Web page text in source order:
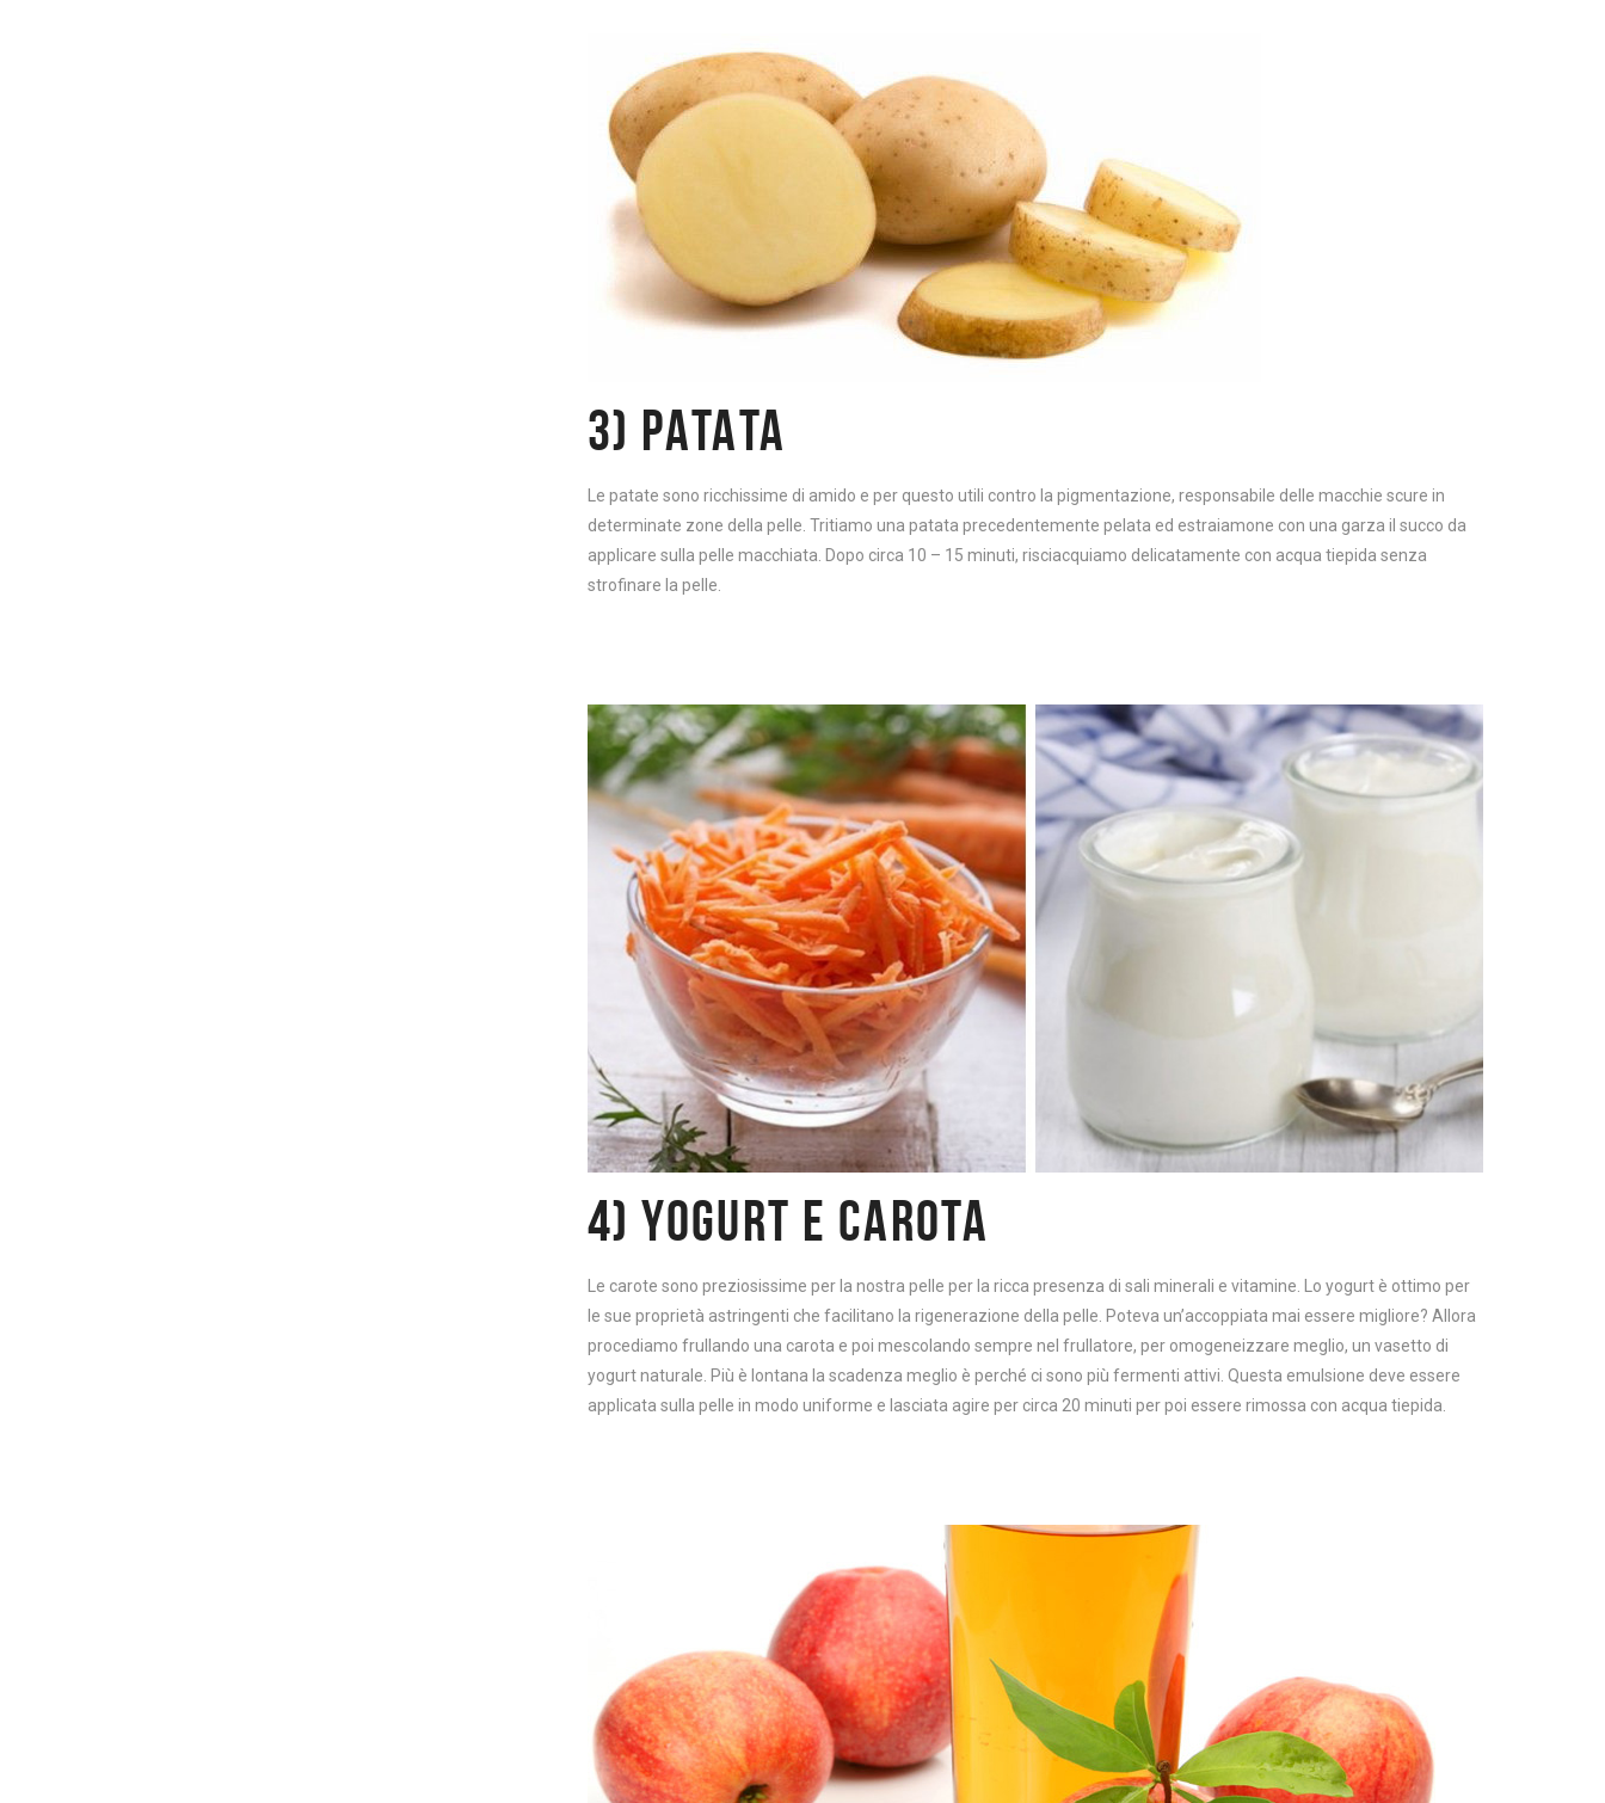
3) PATATA
Le patate sono ricchissime di amido e per questo utili contro la pigmentazione, responsabile delle macchie scure in
determinate zone della pelle. Tritiamo una patata precedentemente pelata ed estraiamone con una garza il succo da
applicare sulla pelle macchiata. Dopo circa 10 – 15 minuti, risciacquiamo delicatamente con acqua tiepida senza
strofinare la pelle.
4) YOGURT E CAROTA
Le carote sono preziosissime per la nostra pelle per la ricca presenza di sali minerali e vitamine. Lo yogurt è ottimo per
le sue proprietà astringenti che facilitano la rigenerazione della pelle. Poteva un’accoppiata mai essere migliore? Allora
procediamo frullando una carota e poi mescolando sempre nel frullatore, per omogeneizzare meglio, un vasetto di
yogurt naturale. Più è lontana la scadenza meglio è perché ci sono più fermenti attivi. Questa emulsione deve essere
applicata sulla pelle in modo uniforme e lasciata agire per circa 20 minuti per poi essere rimossa con acqua tiepida.